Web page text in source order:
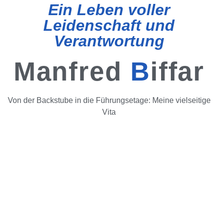
Ein Leben voller
Leidenschaft und
Verantwortung
Manfred Biffar
Von der Backstube in die Führungsetage: Meine vielseitige
Vita